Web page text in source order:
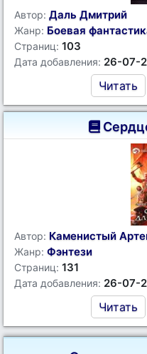
Автор: Даль Дмитрий
Жанр: Боевая
Страниц: 103
Дата добавления: 26-07-
Читать
Автор: Каменистый
Жанр: Фэнтези
Страниц: 131
Дата добавления: 26-07-
Читать